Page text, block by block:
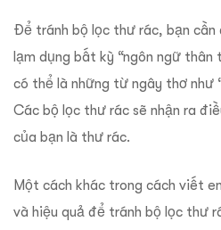
Để tránh bộ lọc thư rác, bạn cần
lạm dụng bất kỳ “ngôn ngữ
có thể là những từ ngây thơ như
Các bộ lọc thư rác sẽ nhận ra
của bạn là thư rác.
Một cách khác trong cách viết
và hiệu quả để tránh bộ lọc thư